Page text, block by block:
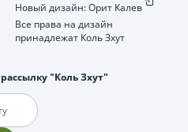
Новый дизайн: Орит Калев
Все права на дизайн
принадлежат Коль Зхут
"Коль Зхут"